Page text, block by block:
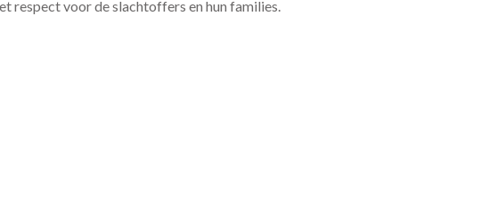
voor de slachtoffers en hun families.